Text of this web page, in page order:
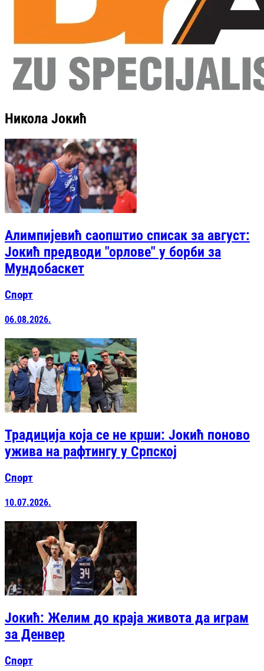
Никола Јокић
Алимпијевић саопштио списак за август:
Јокић предводи "орлове" у борби за
Мундобаскет
Спорт
06.08.2026.
Традиција која се не крши: Јокић поново
ужива на рафтингу у Српској
Спорт
10.07.2026.
Јокић: Желим до краја живота да играм
за Денвер
Спорт